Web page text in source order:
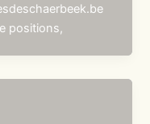
positions,